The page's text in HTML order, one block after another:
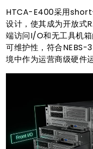
HTCA-E400采用
设计，使其成为开放式
端访问I/O和无工具机
可维护性，符合NEBS-
境中作为运营商级硬件